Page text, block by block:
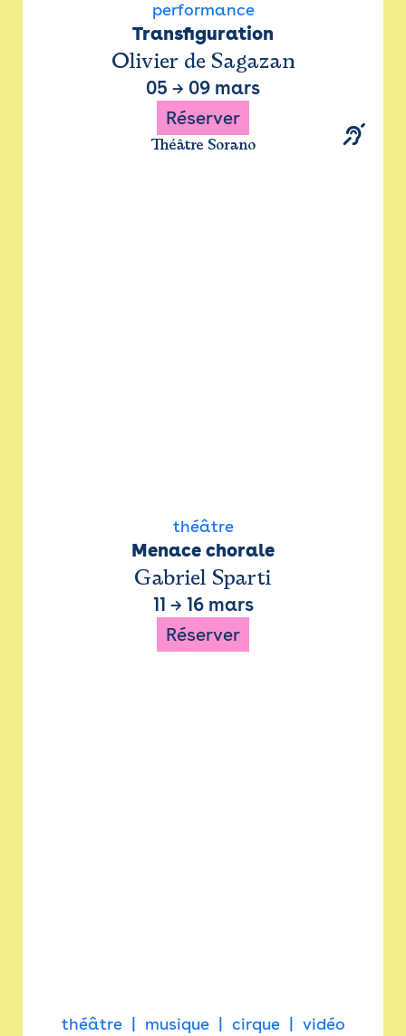
performance
Transfiguration
Olivier de Sagazan
05 → 09 mars
Réserver
Théâtre Sorano
théâtre
Menace chorale
Gabriel Sparti
11 → 16 mars
Réserver
théâtre musique cirque vidéo